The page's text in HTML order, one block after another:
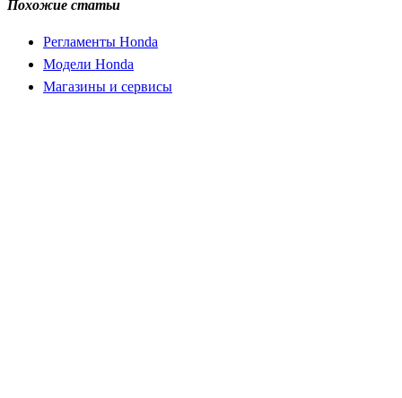
Похожие статьи
Регламенты Honda
Модели Honda
Магазины и сервисы